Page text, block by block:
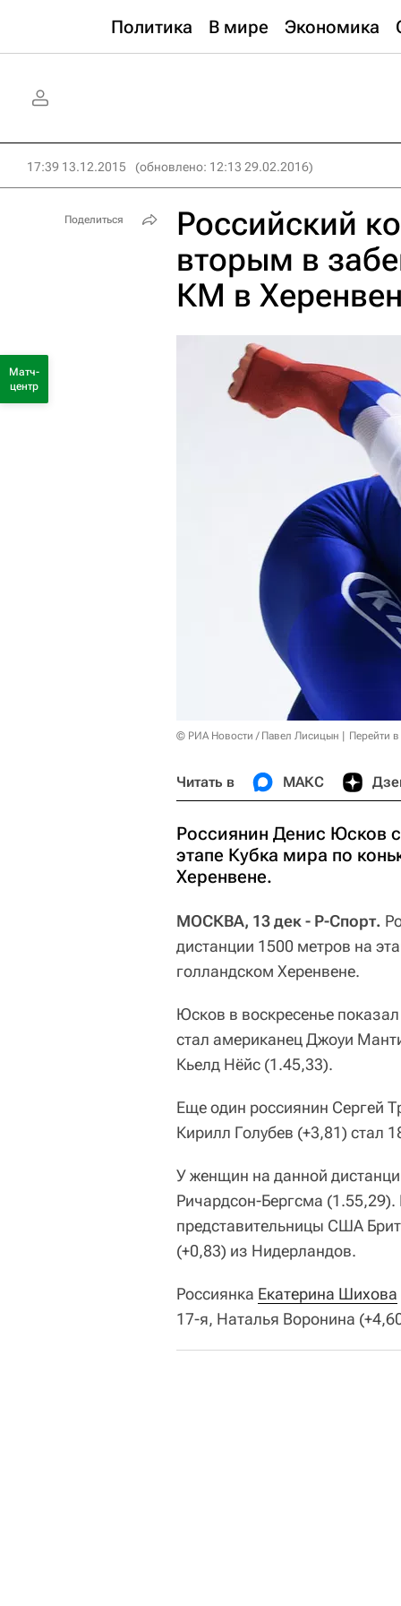
Политика В мире Экономика
17:39 13.12.2015 (обновлено: 12:13 29.02.2016)
Российский
вторым в
КМ в
© РИА Новости / Павел Лисицын Перейти
Читать в МАКС
Россиянин Денис Юсков
этапе Кубка мира по
Херенвене.
МОСКВА, 13 дек - Р-Спорт.
дистанции 1500 метров на
голландском Херенвене.
Юсков в воскресенье
стал американец Джоуи
Кьелд Нёйс (1.45,33).
Еще один россиянин Сергей
Кирилл Голубев (+3,81) стал
У женщин на данной
Ричардсон-Бергсма (1.55,29).
представительницы США
(+0,83) из Нидерландов.
Россиянка Екатерина Шихова
17-я, Наталья Воронина
Поделиться
Матч-
центр